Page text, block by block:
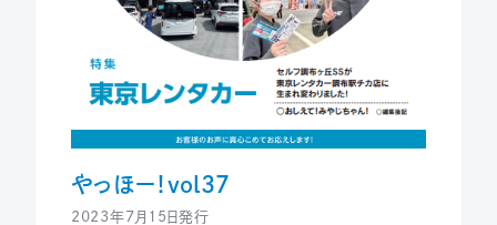
やっほー！vol37
2023年7月15日発行